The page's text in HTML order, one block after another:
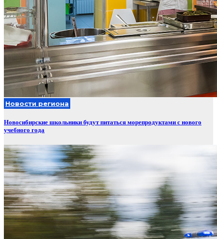
Новости региона
Новосибирские школьники будут питаться морепродуктами с нового
учебного года